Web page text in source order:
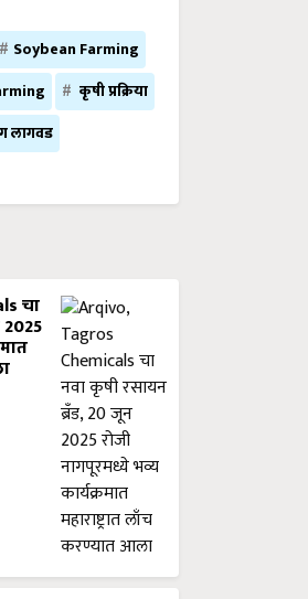
Soybean Farming
कृषी प्रक्रिया
लागवड
चा